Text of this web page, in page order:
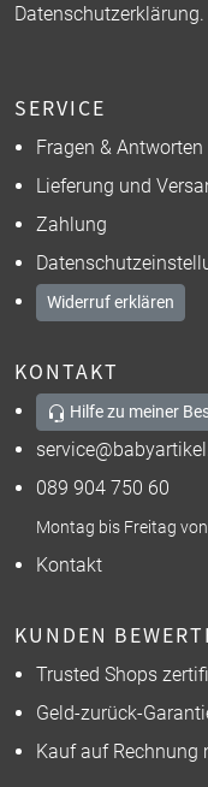
Datenschutzerklärung.
SERVICE
Fragen & Antworten
Lieferung und
Zahlung
Widerruf erklären
KONTAKT
Hilfe zu meiner
089 904 750 60
Montag bis Freitag
Kontakt
KUNDEN
Trusted Shops
Geld-zurück-
Kauf auf Rechnung